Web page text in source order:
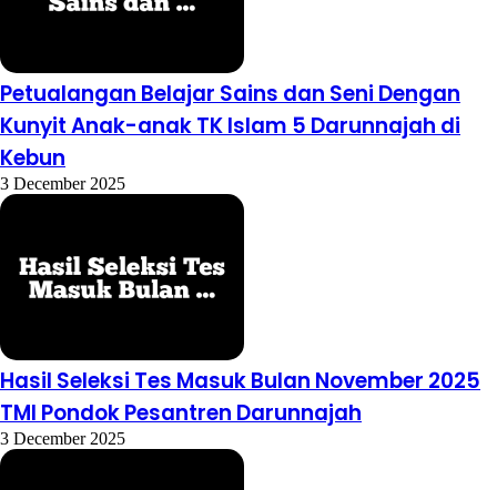
Petualangan Belajar Sains dan Seni Dengan
Kunyit Anak-anak TK Islam 5 Darunnajah di
Kebun
3 December 2025
Hasil Seleksi Tes Masuk Bulan November 2025
TMI Pondok Pesantren Darunnajah
3 December 2025